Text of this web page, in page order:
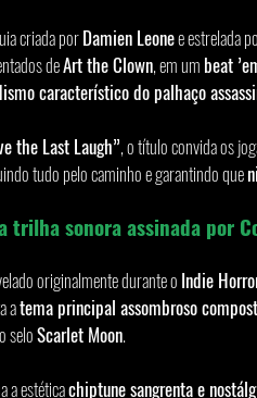
criada por Damien Leone e estrelada
de Art the Clown, em um beat
característico do palhaço
the Last Laugh”, o título convida os
tudo pelo caminho e garantindo que
trilha sonora assinada por
originalmente durante o Indie
a tema principal assombroso
selo Scarlet Moon.
a estética chiptune sangrenta e